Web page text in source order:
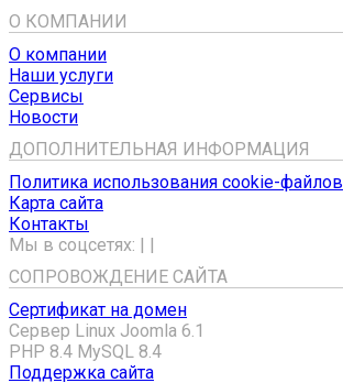
О КОМПАНИИ
О компании
Наши услуги
Сервисы
Новости
ДОПОЛНИТЕЛЬНАЯ ИНФОРМАЦИЯ
Политика использования cookie-файлов
Карта сайта
Контакты
Мы в соцсетях:
СОПРОВОЖДЕНИЕ САЙТА
Сертификат на домен
Сервер Linux Joomla 6.1
PHP 8.4 MySQL 8.4
Поддержка сайта